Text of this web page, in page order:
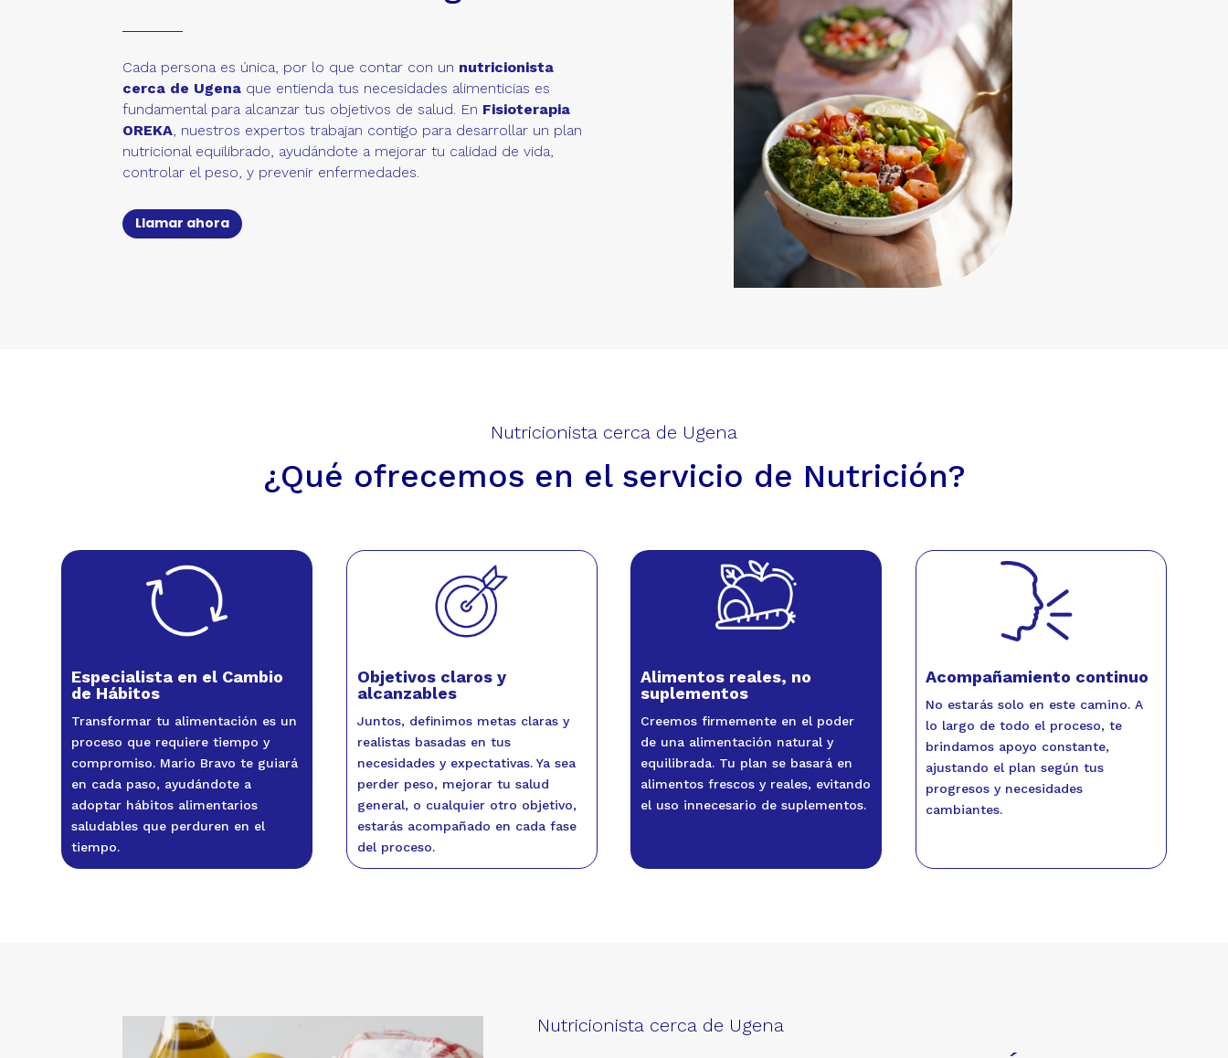
Cada persona es única, por lo que contar con un nutricionista
cerca de Ugena que entienda tus necesidades alimenticias es
fundamental para alcanzar tus objetivos de salud. En Fisioterapia
OREKA , nuestros expertos trabajan contigo para desarrollar un plan
nutricional equilibrado, ayudándote a mejorar tu calidad de vida,
controlar el peso, y prevenir enfermedades.
Llamar ahora
Nutricionista cerca de Ugena
¿Qué ofrecemos en el servicio de Nutrición?
Especialista en el Cambio
de Hábitos
Transformar tu alimentación es un
proceso que requiere tiempo y
compromiso. Mario Bravo te guiará
en cada paso, ayudándote a
adoptar hábitos alimentarios
saludables que perduren en el
tiempo.
Objetivos claros y
alcanzables
Juntos, definimos metas claras y
realistas basadas en tus
necesidades y expectativas. Ya sea
perder peso, mejorar tu salud
general, o cualquier otro objetivo,
estarás acompañado en cada fase
del proceso.
Alimentos reales, no
suplementos
Creemos firmemente en el poder
de una alimentación natural y
equilibrada. Tu plan se basará en
alimentos frescos y reales, evitando
el uso innecesario de suplementos.
Acompañamiento continuo
No estarás solo en este camino. A
lo largo de todo el proceso, te
brindamos apoyo constante,
ajustando el plan según tus
progresos y necesidades
cambiantes.
Nutricionista cerca de Ugena